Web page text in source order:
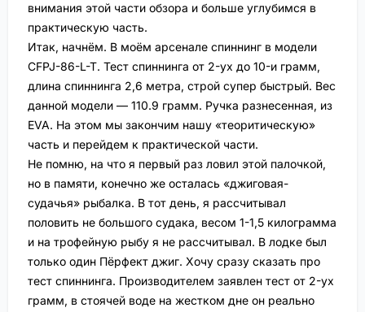
внимания этой части обзора и больше углубимся в
практическую часть.
Итак, начнём. В моём арсенале спиннинг в модели
CFPJ-86-L-T. Тест спиннинга от 2-ух до 10-и грамм,
длина спиннинга 2,6 метра, строй супер быстрый. Вес
данной модели — 110.9 грамм. Ручка разнесенная, из
EVA. На этом мы закончим нашу «теоритическую»
часть и перейдем к практической части.
Не помню, на что я первый раз ловил этой палочкой,
но в памяти, конечно же осталась «джиговая-
судачья» рыбалка. В тот день, я рассчитывал
половить не большого судака, весом 1-1,5 килограмма
и на трофейную рыбу я не рассчитывал. В лодке был
только один Пёрфект джиг. Хочу сразу сказать про
тест спиннинга. Производителем заявлен тест от 2-ух
грамм, в стоячей воде на жестком дне он реально